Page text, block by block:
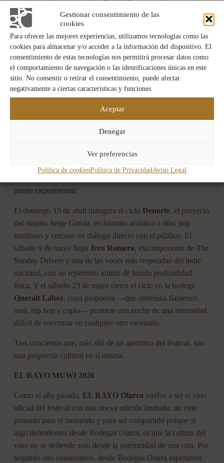
Gestionar consentimiento de las
cookies
Para ofrecer las mejores experiencias, utilizamos tecnologías como las
cookies para almacenar y/o acceder a la información del dispositivo. El
consentimiento de estas tecnologías nos permitirá procesar datos como
el comportamiento de navegación o las identificaciones únicas en este
sitio. No consentir o retirar el consentimiento, puede afectar
negativamente a ciertas características y funciones.
Aceptar
Denegar
Ver preferencias
Política de cookiesPolítica de PrivacidadAviso Legal
La bodega como escenario
MUWI Presenta…traerá tres conciertos a
nuestra bodega entre abril y mayo, en un formato íntimo que
puede experimentar.
El domingo 19 de abril inaugura el ciclo Denorte, el proyecto
del riojano Jorge García, en formato acústico a dúo: pop
luminoso y cercano en diálogo directo con el público. El
sábado 9 de mayo llega Jero Romero, excomponente de The
Sunday Drivers y una de las voces más respetadas del indie
nacional, con un repertorio íntimo de honda profundidad
lírica. Y el sábado 23 de mayo cierra el ciclo en la bodega
Queralt Lahoz, cuya propuesta —que entrelaza flamenco,
soul, hip hop y copla— promete una noche de una intensidad
difícil de encontrar en cualquier otro escenario.
Tres conciertos que, más allá de un aperitivo del festival, son
una propuesta cultural en sí misma.
EL RAYO MUWI 2026
Como el año pasado, EL RAYO Olarra vuelve a ser el vino
oficial del festival con una nueva edición limitada, un vino
pensado para el momento y para ser compartido porque si
algo defendemos desde Bodegas Olarra, es que la cultura del
vino no se defiende solo desde la solemnidad de una cata. Por
segundo año consecutivo, desde Bodegas Olarra esperamos